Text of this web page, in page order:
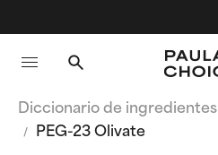
Diccionario de ingredientes
PEG-23 Olivate